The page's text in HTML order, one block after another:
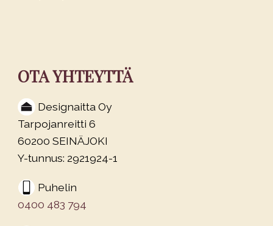
OTA YHTEYTTÄ
Designaitta Oy
Tarpojanreitti 6
60200 SEINÄJOKI
Y-tunnus: 2921924-1
Puhelin
0400 483 794